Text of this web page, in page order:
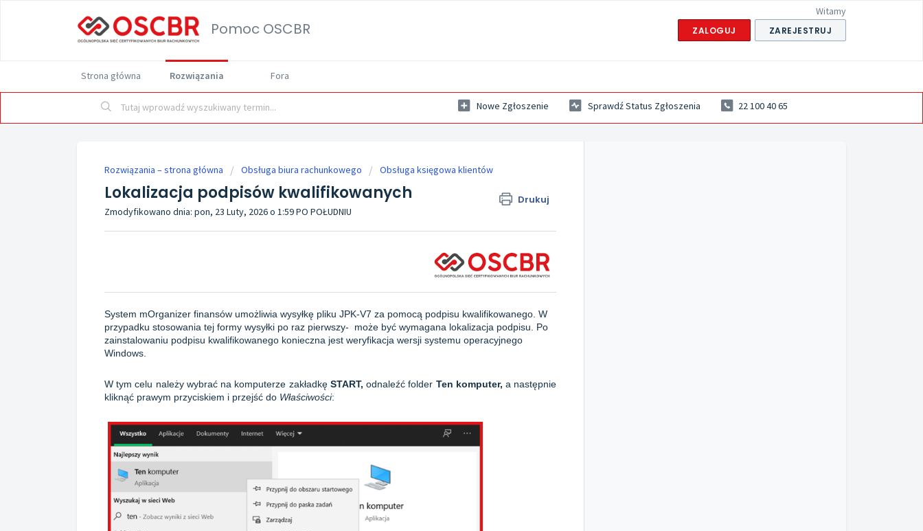
Pomoc OSCBR
Witamy
ZALOGUJ ZAREJESTRUJ
Strona główna Rozwiązania Fora
Nowe Zgłoszenie Sprawdź Status Zgłoszenia 22 100 40 65
Rozwiązania – strona główna Obsługa biura rachunkowego Obsługa księgowa klientów
Lokalizacja podpisów kwalifikowanych Drukuj
Zmodyfikowano dnia: pon, 23 Luty, 2026 o 1:59 PO POŁUDNIU
System mOrganizer finansów umożliwia wysyłkę pliku JPK-V7 za pomocą podpisu kwalifikowanego. W
przypadku stosowania tej formy wysyłki po raz pierwszy- może być wymagana lokalizacja podpisu. Po
zainstalowaniu podpisu kwalifikowanego konieczna jest weryfikacja wersji systemu operacyjnego
Windows.
W tym celu należy wybrać na komputerze zakładkę START, odnaleźć folder Ten komputer, a następnie
kliknąć prawym przyciskiem i przejść do Właściwości: